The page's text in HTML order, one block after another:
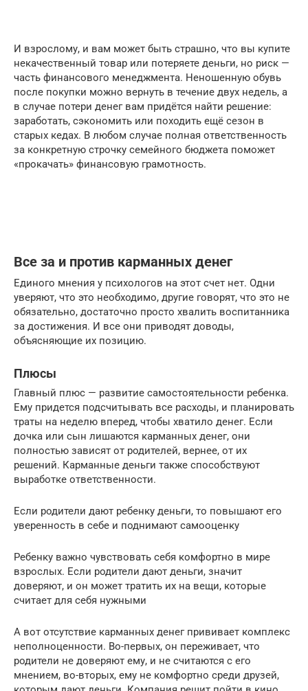
И взрослому, и вам может быть страшно, что вы купите
некачественный товар или потеряете деньги, но риск —
часть финансового менеджмента. Неношенную обувь
после покупки можно вернуть в течение двух недель, а
в случае потери денег вам придётся найти решение:
заработать, сэкономить или походить ещё сезон в
старых кедах. В любом случае полная ответственность
за конкретную строчку семейного бюджета поможет
«прокачать» финансовую грамотность.
Все за и против карманных денег
Единого мнения у психологов на этот счет нет. Одни
уверяют, что это необходимо, другие говорят, что это не
обязательно, достаточно просто хвалить воспитанника
за достижения. И все они приводят доводы,
объясняющие их позицию.
Плюсы
Главный плюс — развитие самостоятельности ребенка.
Ему придется подсчитывать все расходы, и планировать
траты на неделю вперед, чтобы хватило денег. Если
дочка или сын лишаются карманных денег, они
полностью зависят от родителей, вернее, от их
решений. Карманные деньги также способствуют
выработке ответственности.
Если родители дают ребенку деньги, то повышают его
уверенность в себе и поднимают самооценку
Ребенку важно чувствовать себя комфортно в мире
взрослых. Если родители дают деньги, значит
доверяют, и он может тратить их на вещи, которые
считает для себя нужными
А вот отсутствие карманных денег прививает комплекс
неполноценности. Во-первых, он переживает, что
родители не доверяют ему, и не считаются с его
мнением, во-вторых, ему не комфортно среди друзей,